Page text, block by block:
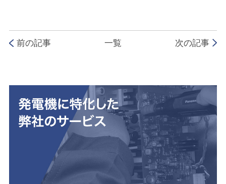
前の記事 一覧 次の記事